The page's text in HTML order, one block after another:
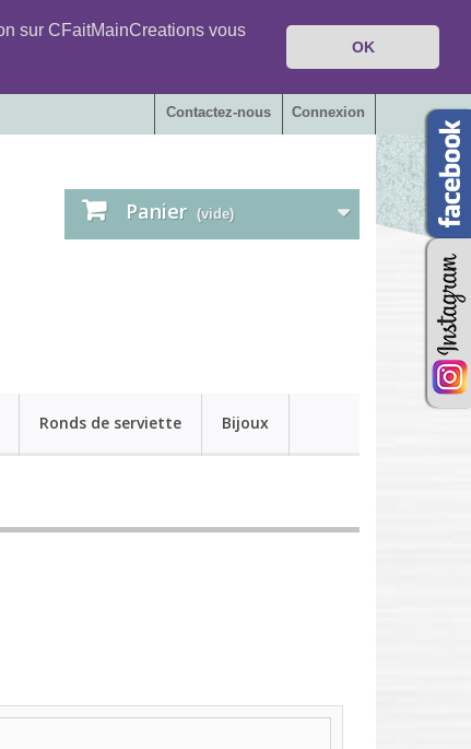
sur CFaitMainCreations vous
OK
Connexion
Contactez-nous
Panier (vide)
Ronds de serviette Bijoux